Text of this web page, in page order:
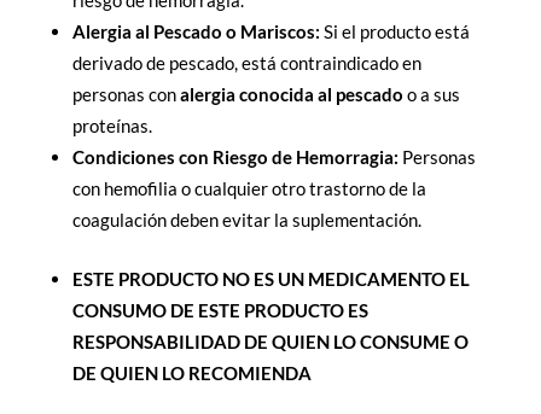
Alergia al Pescado o Mariscos: Si el producto está
derivado de pescado, está contraindicado en
personas conalergia conocida al pescado o a sus
proteínas.
Condiciones con Riesgo de Hemorragia: Personas
con hemofilia o cualquier otro trastorno de la
coagulación deben evitar la suplementación.
ESTE PRODUCTO NO ES UN MEDICAMENTO EL
CONSUMO DE ESTE PRODUCTO ES
RESPONSABILIDAD DE QUIEN LO CONSUME O
DE QUIEN LO RECOMIENDA